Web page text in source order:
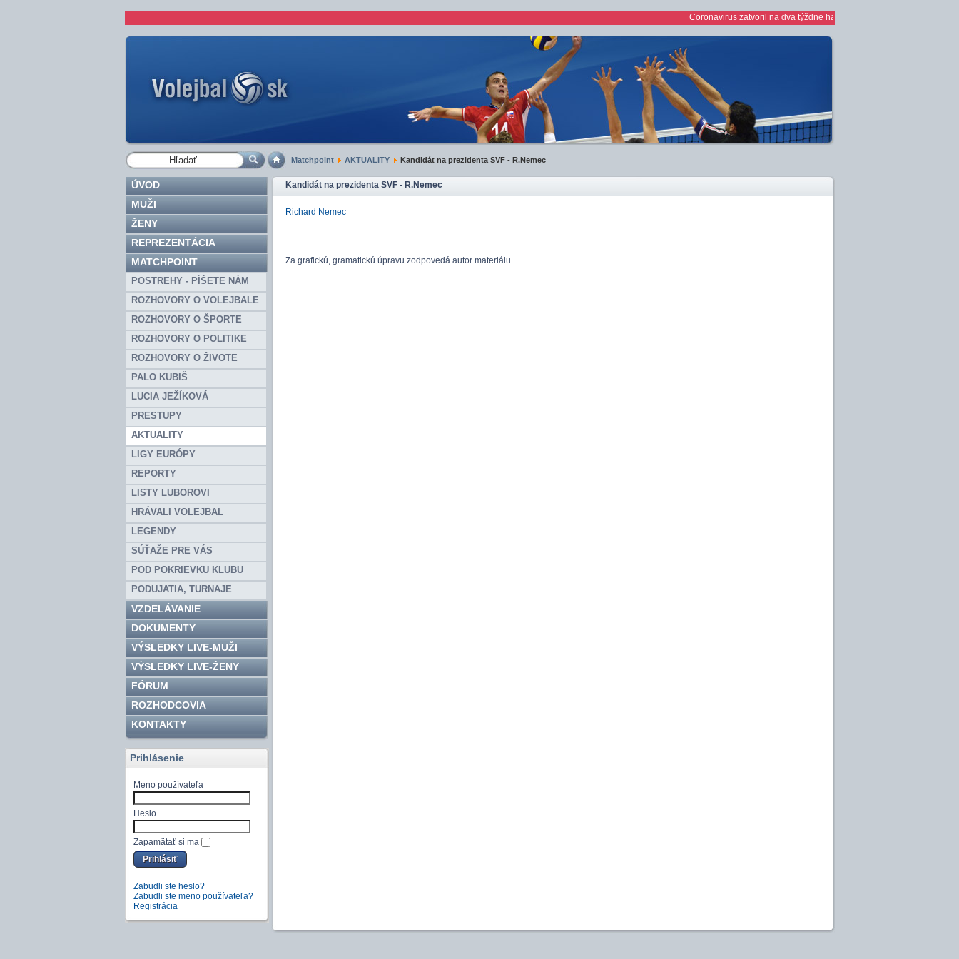
Coronavirus zatvoril na dva týždne haly *** 1/2 finále play off žien ***
Matchpoint AKTUALITY Kandidát na prezidenta SVF - R.Nemec
ÚVOD
MUŽI
ŽENY
REPREZENTÁCIA
MATCHPOINT
POSTREHY - PÍŠETE NÁM
ROZHOVORY O VOLEJBALE
ROZHOVORY O ŠPORTE
ROZHOVORY O POLITIKE
ROZHOVORY O ŽIVOTE
PALO KUBIŠ
LUCIA JEŽÍKOVÁ
PRESTUPY
AKTUALITY
LIGY EURÓPY
REPORTY
LISTY LUBOROVI
HRÁVALI VOLEJBAL
LEGENDY
SÚŤAŽE PRE VÁS
POD POKRIEVKU KLUBU
PODUJATIA, TURNAJE
VZDELÁVANIE
DOKUMENTY
VÝSLEDKY LIVE-MUŽI
VÝSLEDKY LIVE-ŽENY
FÓRUM
ROZHODCOVIA
KONTAKTY
Prihlásenie
Meno používateľa
Heslo
Zapamätať si ma
Zabudli ste heslo?
Zabudli ste meno používateľa?
Registrácia
Kandidát na prezidenta SVF - R.Nemec
Richard Nemec
Za grafickú, gramatickú úpravu zodpovedá autor materiálu